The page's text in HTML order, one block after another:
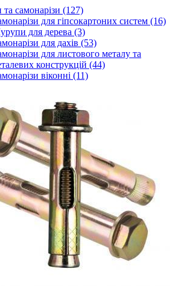
самонарізи (127)
для гіпсокартоних систем (16)
для дерева (3)
для дахів (53)
для листового металу та
конструкцій (44)
віконні (11)